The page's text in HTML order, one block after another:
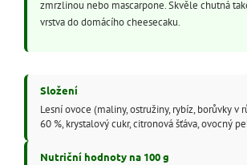
zmrzlinou nebo mascarpone. Skvěle chutná
vrstva do domácího cheesecaku.
Složení
Lesní ovoce (maliny, ostružiny, rybíz, borůvky v
60 %, krystalový cukr, citronová šťáva, ovocný
Nutriční hodnoty na 100 g